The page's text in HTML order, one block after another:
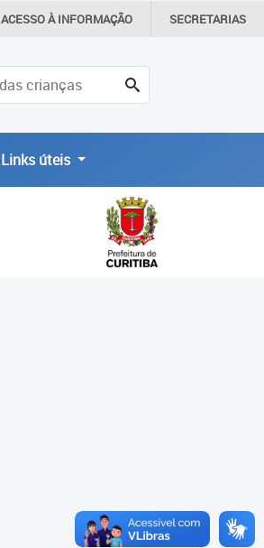
ACESSO ÀINFORMAÇÃO SECRETARIAS
Links úteis